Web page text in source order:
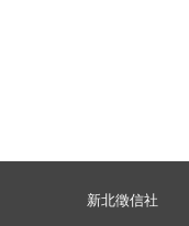
新北徵信社